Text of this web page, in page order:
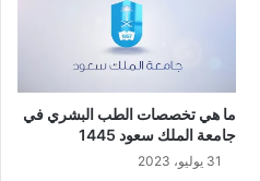
ما هي تخصصات الطب البشري في
جامعة الملك سعود 1445
31 يوليو، 2023